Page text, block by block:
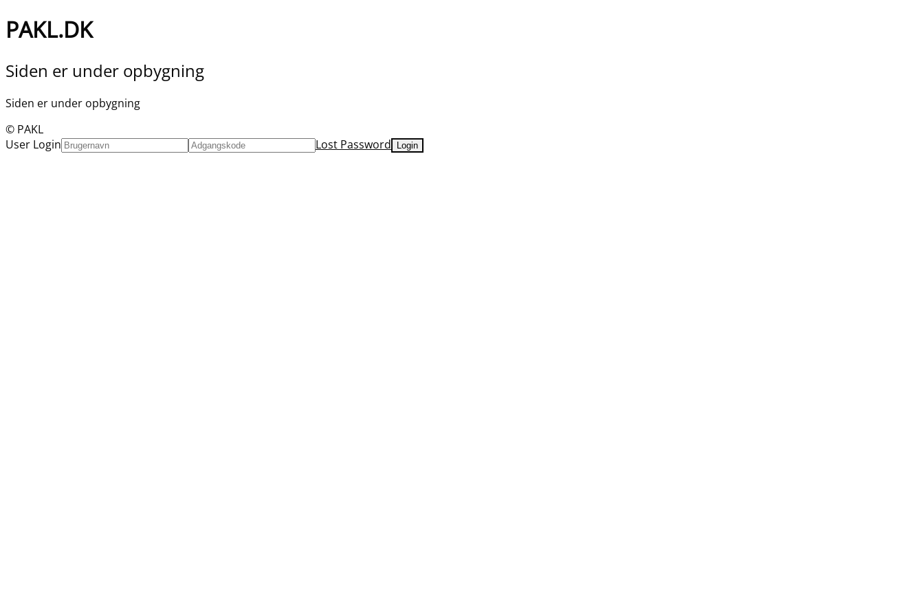
PAKL.DK
Siden er under opbygning
Siden er under opbygning
© PAKL
User Login
Lost Password